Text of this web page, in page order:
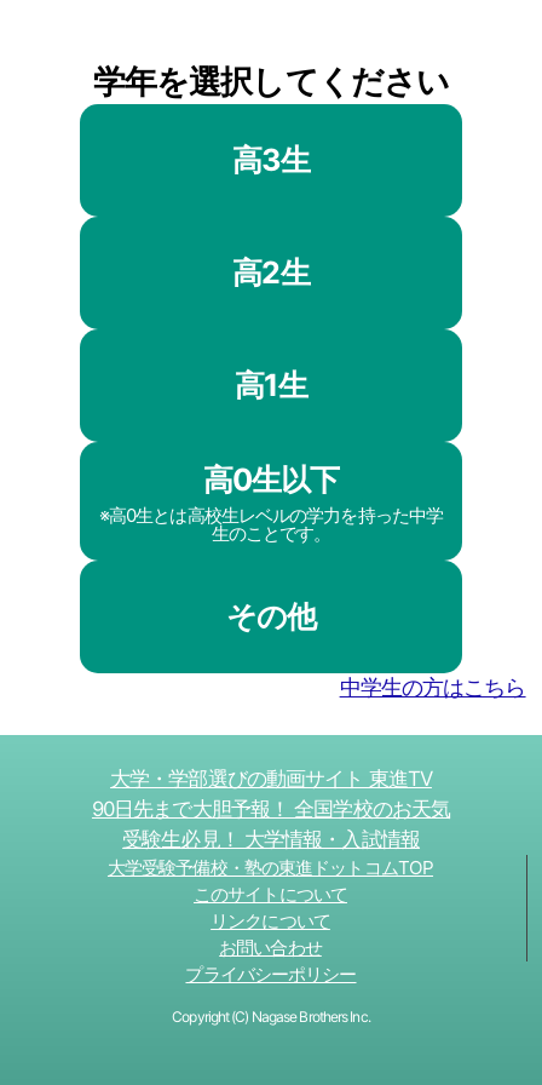
学年を選択してください
高3生
高2生
高1生
高0生以下
※高0生とは高校生レベルの学力を持った中学
生のことです。
その他
中学生の方はこちら
大学・学部選びの動画サイト 東進TV
90日先まで大胆予報！ 全国学校のお天気
受験生必見！ 大学情報・入試情報
大学受験予備校・塾の東進ドットコムTOP
このサイトについて
リンクについて
お問い合わせ
プライバシーポリシー
Copyright (C) Nagase Brothers Inc.